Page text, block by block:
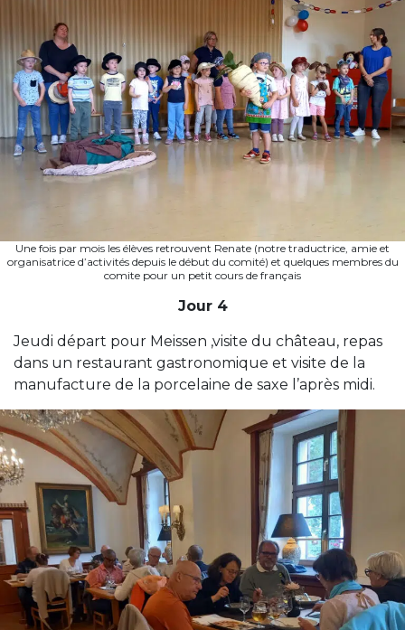
Une fois par mois les élèves retrouvent Renate (notre traductrice, amie et
organisatrice d’activités depuis le début du comité) et quelques membres du
comite pour un petit cours de français
Jour 4
Jeudi départ pour Meissen ,visite du château, repas
dans un restaurant gastronomique et visite de la
manufacture de la porcelaine de saxe l’après midi.